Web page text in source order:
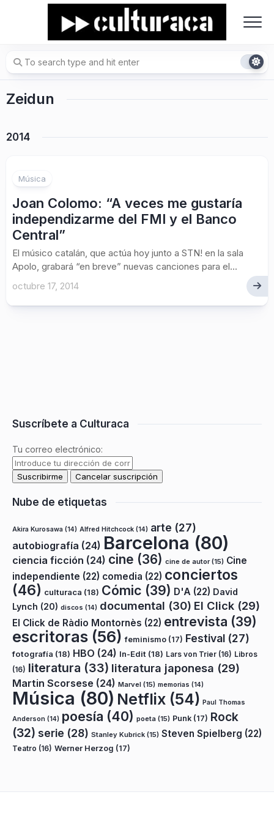
Zeidun
2014
Música
Joan Colomo: “A veces me gustaría
independizarme del FMI y el Banco
Central”
El músico catalán, que actúa hoy junto a STN! en la sala
Apolo, grabará “en breve” nuevas canciones para el...
octubre 17, 2014
Suscríbete a Culturaca
Tu correo electrónico:
Nube de etiquetas
Akira Kurosawa (14) Alfred Hitchcock (14) arte (27)
autobiografía (24) Barcelona (80)
ciencia ficción (24) cine (36) cine de autor(15) Cine
independiente (22) comedia (22) conciertos
(46) culturaca (18) Cómic (39) D'A (22) David
Lynch (20) discos (14) documental (30) El Click (29)
El Click de Ràdio Montornès (22) entrevista (39)
escritoras (56) feminismo (17) Festival (27)
fotografía (18) HBO (24) In-Edit (18) Lars von Trier (16) Libros
(16) literatura (33) literatura japonesa (29)
Martin Scorsese (24) Marvel (15) memorias (14)
Música (80) Netflix (54) Paul Thomas
Anderson (14) poesía (40) poeta (15) Punk (17) Rock
(32) serie (28) Stanley Kubrick (15) Steven Spielberg (22)
Teatro (16) Werner Herzog (17)